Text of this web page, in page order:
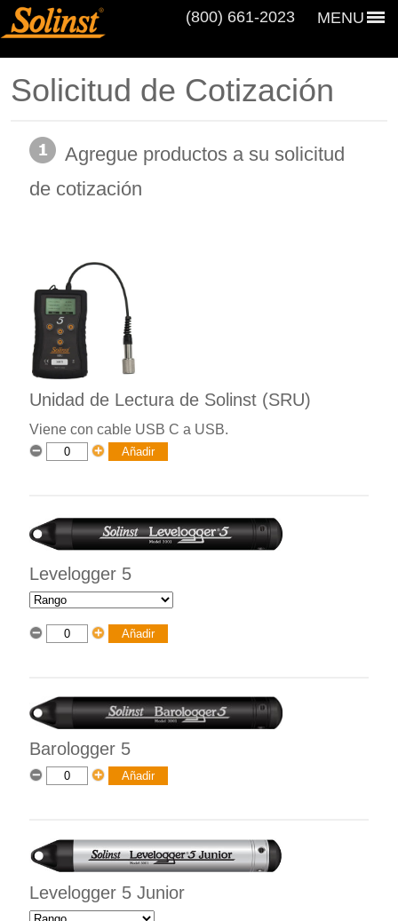
MENU
(800) 661‑2023
Solicitud de Cotización
Agregue productos a su solicitud
de cotización
Unidad de Lectura de Solinst (SRU)
Viene con cable USB C a USB.
Levelogger 5
Barologger 5
Levelogger 5 Junior